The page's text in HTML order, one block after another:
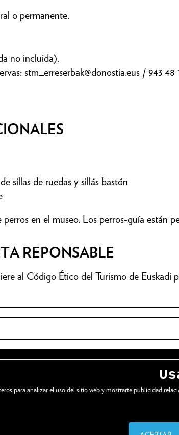
o permanente.
no incluida).
stm_erreserbak@donostia.eus / 943 48
sillas de ruedas y sillás bastón
en el museo. Los perros-guía están
REPONSABLE
al Código Ético del Turismo de
para analizar el uso del sitio web y mostrarte publicidad